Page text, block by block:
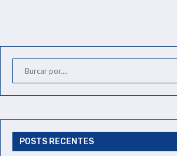
POSTS RECENTES